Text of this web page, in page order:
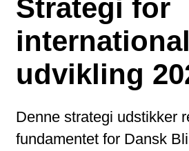
Strategi for
international
udvikling
Denne strategi udstikker
fundamentet for Dansk